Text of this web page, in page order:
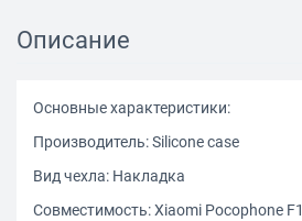
Описание
Основные характеристики:
Производитель: Silicone case
Вид чехла: Накладка
Совместимость: Xiaomi Pocophone F1